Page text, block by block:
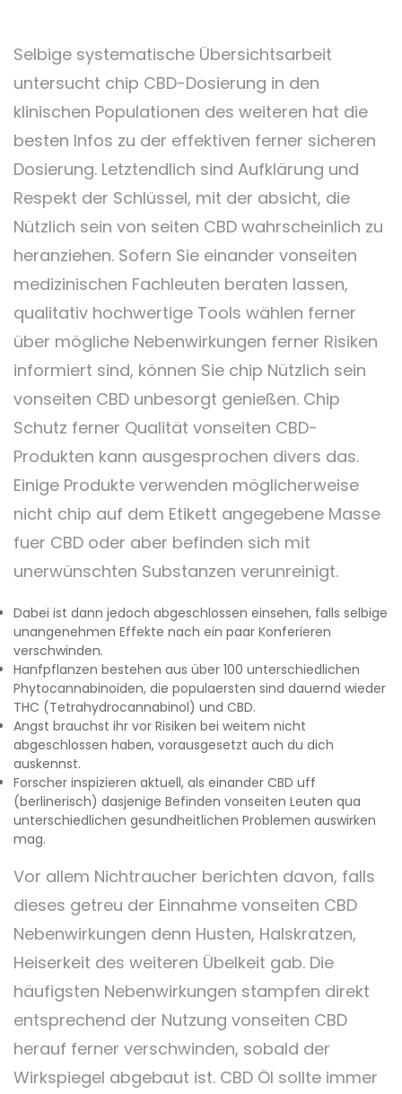
Selbige systematische Übersichtsarbeit
untersucht chip CBD-Dosierung in den
klinischen Populationen des weiteren hat die
besten Infos zu der effektiven ferner sicheren
Dosierung. Letztendlich sind Aufklärung und
Respekt der Schlüssel, mit der absicht, die
Nützlich sein von seiten CBD wahrscheinlich zu
heranziehen. Sofern Sie einander vonseiten
medizinischen Fachleuten beraten lassen,
qualitativ hochwertige Tools wählen ferner
über mögliche Nebenwirkungen ferner Risiken
informiert sind, können Sie chip Nützlich sein
vonseiten CBD unbesorgt genießen. Chip
Schutz ferner Qualität vonseiten CBD-
Produkten kann ausgesprochen divers das.
Einige Produkte verwenden möglicherweise
nicht chip auf dem Etikett angegebene Masse
fuer CBD oder aber befinden sich mit
unerwünschten Substanzen verunreinigt.
Dabei ist dann jedoch abgeschlossen einsehen, falls selbige
unangenehmen Effekte nach ein paar Konferieren
verschwinden.
Hanfpflanzen bestehen aus über 100 unterschiedlichen
Phytocannabinoiden, die populaersten sind dauernd wieder
THC (Tetrahydrocannabinol) und CBD.
Angst brauchst ihr vor Risiken bei weitem nicht
abgeschlossen haben, vorausgesetzt auch du dich
auskennst.
Forscher inspizieren aktuell, als einander CBD uff
(berlinerisch) dasjenige Befinden vonseiten Leuten qua
unterschiedlichen gesundheitlichen Problemen auswirken
mag.
Vor allem Nichtraucher berichten davon, falls
dieses getreu der Einnahme vonseiten CBD
Nebenwirkungen denn Husten, Halskratzen,
Heiserkeit des weiteren Übelkeit gab. Die
häufigsten Nebenwirkungen stampfen direkt
entsprechend der Nutzung vonseiten CBD
herauf ferner verschwinden, sobald der
Wirkspiegel abgebaut ist. CBD Öl sollte immer